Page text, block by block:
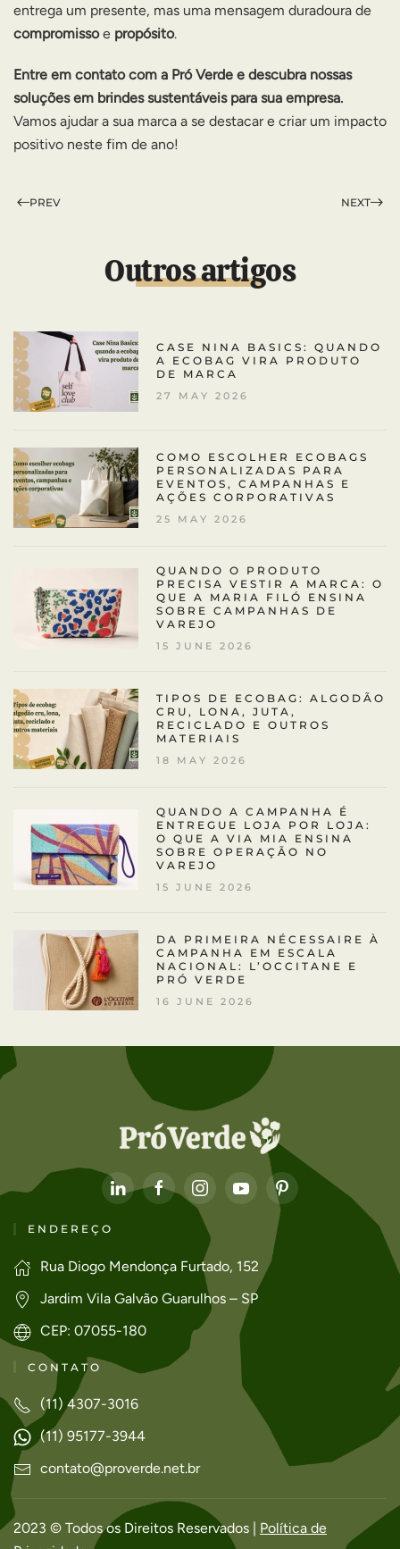
entrega um presente, mas uma mensagem duradoura de
compromissoe propósito.
Entre em contato com a Pró Verde e descubra nossas
soluções em brindes sustentáveis para sua empresa.
Vamos ajudar a sua marca a se destacar e criar um impacto
positivo neste fim de ano!
PREV NEXT
Outros artigos
CASE NINA BASICS: QUANDO
A ECOBAG VIRA PRODUTO
DE MARCA
27 MAY 2026
COMO ESCOLHER ECOBAGS
PERSONALIZADAS PARA
EVENTOS, CAMPANHAS E
AÇÕES CORPORATIVAS
25 MAY 2026
QUANDO O PRODUTO
PRECISA VESTIR A MARCA: O
QUE A MARIA FILÓ ENSINA
SOBRE CAMPANHAS DE
VAREJO
15 JUNE 2026
TIPOS DE ECOBAG: ALGODÃO
CRU, LONA, JUTA,
RECICLADO E OUTROS
MATERIAIS
18 MAY 2026
QUANDO A CAMPANHA É
ENTREGUE LOJA POR LOJA:
O QUE A VIA MIA ENSINA
SOBRE OPERAÇÃO NO
VAREJO
15 JUNE 2026
DA PRIMEIRA NÉCESSAIRE À
CAMPANHA EM ESCALA
NACIONAL: L’OCCITANE E
PRÓ VERDE
16 JUNE 2026
ENDEREÇO
Rua Diogo Mendonça Furtado, 152
Jardim Vila Galvão Guarulhos – SP
CEP: 07055-180
CONTATO
(11) 4307-3016
(11) 95177-3944
contato@proverde.net.br
2023 © Todos os Direitos Reservados | Política de